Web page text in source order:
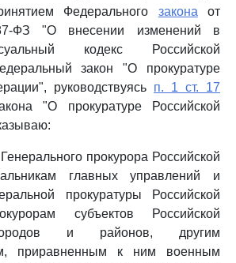
Федерального закона от
ФЗ "О внесении изменений в
кодекс Российской
закон "О прокуратуре
руководствуясь п. 1 ст. 17
"О прокуратуре Российской
прокурора Российской
главных управлений и
прокуратуры Российской
субъектов Российской
и районов, другим
приравненным к ним военным